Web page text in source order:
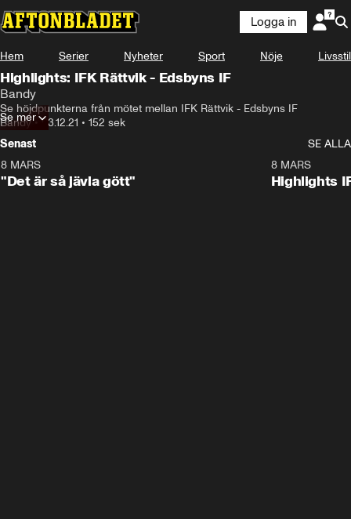
Logga in
Hem Serier Nyheter Sport Nöje Livsstil
Highlights: IFK Rättvik - Edsbyns IF
Bandy
Se höjdpunkterna från mötet mellan IFK Rättvik - Edsbyns IF
Bandy•03.12.21 • 152 sek
Se mer
Senast
SE ALLA
8 MARS
"Det är så jävla gött"
8 MARS
Highlights